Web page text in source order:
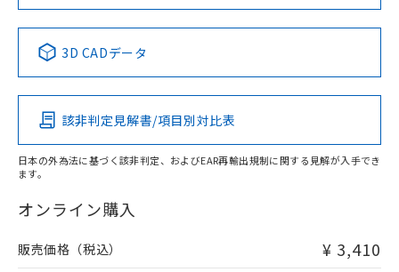
Pb Hg Cd Cr(VI)
O
在庫等で未対応品が混在する可能性があります。
問い合わせください。
3D CADデータ
該非判定見解書/項目別対比表
日本の外為法に基づく該非判定、およびEAR再輸出規制に関する見解が入手でき
ます。
オンライン購入
販売価格（税込） ¥ 3,410